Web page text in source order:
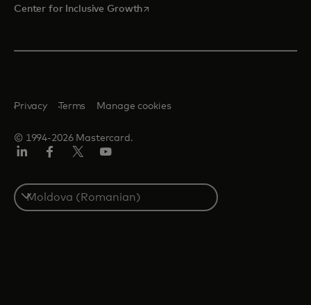
Center for Inclusive Growthopens in a new tab
© 1994-2026 Mastercard.
Privacy Terms Manage cookies
Select
a
country